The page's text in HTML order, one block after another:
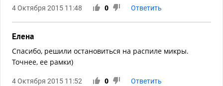
4 Октября 2015 11:48 0 Ответить
Елена
Спасибо, решили остановиться на распиле микры.
Точнее, ее рамки)
4 Октября 2015 11:52 0 Ответить